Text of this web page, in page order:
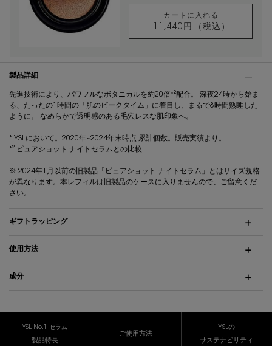
カートに入れる
11,440円
（税込）
アンクル ド ポー
製品詳細
先進技術により、パワフルなボタニカルを約20倍*²配合。 深夜24時から始ま
る、たったの1時間の「肌のピークタイム」に着目し、まるで8時間熟睡した
ように。 なめらかで透明感のある毛穴レスな肌印象へ。
* YSLにおいて。2020年~2024年末時点 累計個数。販売実績より。
*² ピュアショット ナイトセラムとの比較
※ 2024年1月以前の旧製品「ピュアショット ナイトセラム」とはサイズ規格
が異なります。本レフィルは旧製品のケースに入りませんので、ご留意くだ
さい。
ギフトラッピング
使用方法
成分
YSL No.1 セラム
製品特長
ご使用方法
YSLの
サステナビリティ